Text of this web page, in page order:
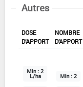
Autres
DOSE
D'APPORT
NOMBRE
D'APPORT
Min : 2
L/ha Min : 2